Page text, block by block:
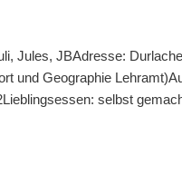
Jules, JBAdresse:
und Geographie
selbst